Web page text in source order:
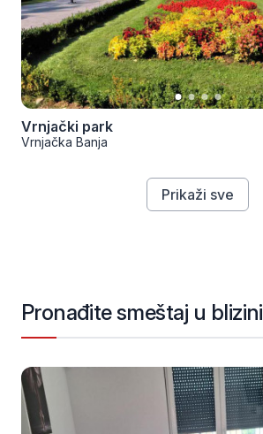
Vrnjački park
Vrnjačka Banja
Prikaži sve
Pronađite smeštaj u blizini